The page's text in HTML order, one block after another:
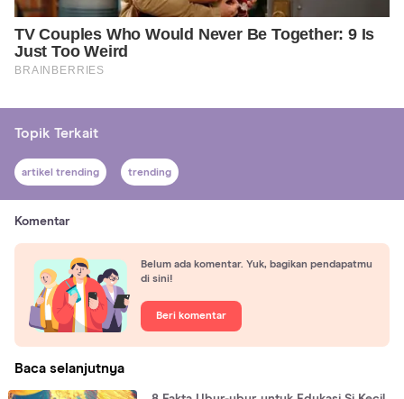
Topik Terkait
artikel trending trending
Komentar
Belum ada komentar. Yuk, bagikan pendapatmu
di sini!
Beri komentar
Baca selanjutnya